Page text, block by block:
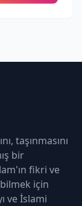
taşınmasını
bir
fikri ve
için
ve İslami